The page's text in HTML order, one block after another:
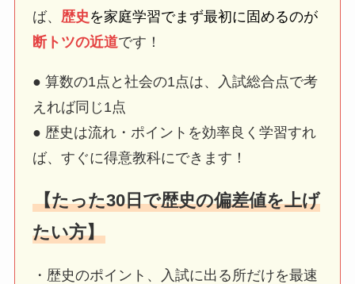
ば、 歴史 を家庭学習でまず最初に固めるのが
断トツの近道です！
● 算数の1点と社会の1点は、入試総合点で考
えれば同じ1点
● 歴史は流れ・ポイントを効率良く学習すれ
ば、すぐに得意教科にできます！
【たった30日で歴史の偏差値を上げ
たい方】
・歴史のポイント、入試に出る所だけを最速